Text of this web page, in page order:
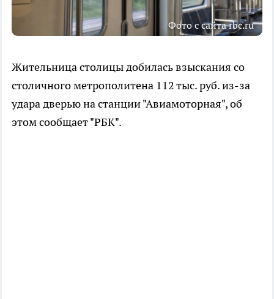
Фото с сайта rbc.ru
Жительница столицы добилась взыскания со
столичного метрополитена 112 тыс. руб. из-за
удара дверью на станции "Авиамоторная", об
этом сообщает "РБК".